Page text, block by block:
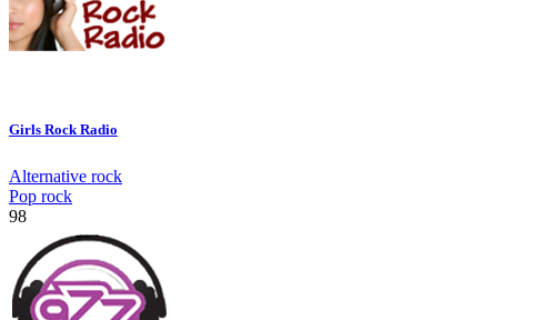
Girls Rock Radio
Alternative rock
Pop rock
98